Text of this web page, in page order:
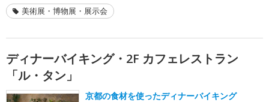
美術展・博物展・展示会
ディナーバイキング・2F カフェレストラン
「ル・タン」
京都の食材を使ったディナーバイキング